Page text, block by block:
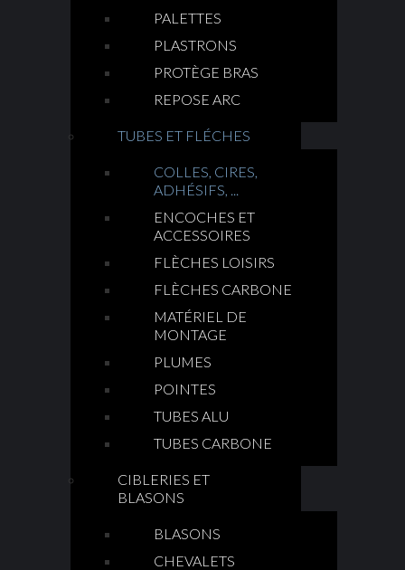
PALETTES
PLASTRONS
PROTÈGE BRAS
REPOSE ARC
TUBES ET FLÉCHES
COLLES, CIRES,
ADHÉSIFS, ...
ENCOCHES ET
ACCESSOIRES
FLÈCHES LOISIRS
FLÈCHES CARBONE
MATÉRIEL DE
MONTAGE
PLUMES
POINTES
TUBES ALU
TUBES CARBONE
CIBLERIES ET
BLASONS
BLASONS
CHEVALETS